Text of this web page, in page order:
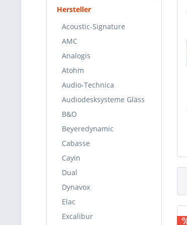
Hersteller
Acoustic-Signature
AMC
Analogis
Atohm
Audio-Technica
Audiodesksysteme Gläss
B&O
Beyeredynamic
Cabasse
Cayin
Dual
Dynavox
Elac
Excalibur